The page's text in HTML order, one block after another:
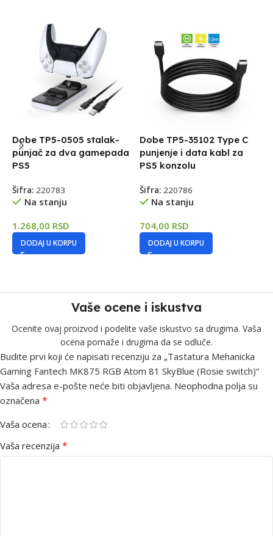
Dobe TP5-0505 stalak-
punjač za dva gamepada
PS5
Šifra: 220783
Na stanju
1.268,00 RSD
DODAJ U KORPU
Dobe TP5-35102 Type C
punjenje i data kabl za
PS5 konzolu
Šifra: 220786
Na stanju
704,00 RSD
DODAJ U KORPU
Vaše ocene i iskustva
Ocenite ovaj proizvod i podelite vaše iskustvo sa drugima. Vaša
ocena pomaže i drugima da se odluče.
Budite prvi koji će napisati recenziju za „Tastatura Mehanicka
Gaming Fantech MK875 RGB Atom 81 SkyBlue (Rosie switch)“
Vaša adresa e-pošte neće biti objavljena. Neophodna polja su
označena *
Vaša ocena
Vaša recenzija *